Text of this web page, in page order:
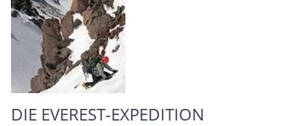
DIE EVEREST-EXPEDITION